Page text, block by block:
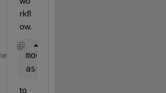
rkfl
modelworkspace =
assignin(modelworkspace,
to